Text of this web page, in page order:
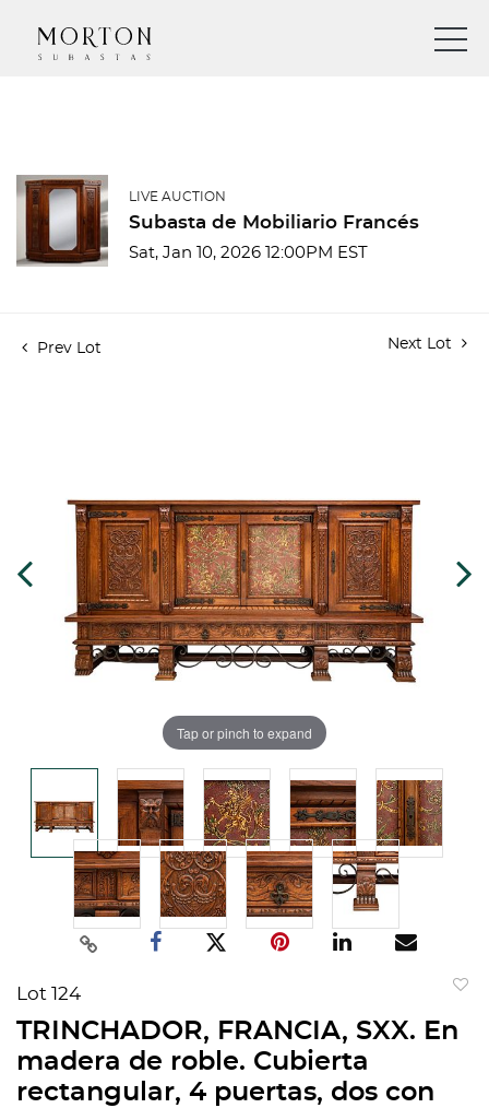
LIVE AUCTION
Subasta de Mobiliario Francés
Sat, Jan 10, 2026 12:00PM EST
Prev Lot Next Lot
Tap or pinch to expand
Lot 124
TRINCHADOR, FRANCIA, SXX. En
madera de roble. Cubierta
rectangular, 4 puertas, dos con